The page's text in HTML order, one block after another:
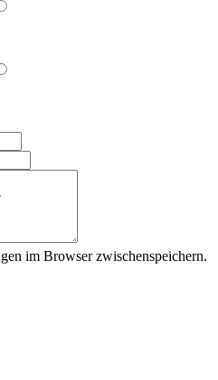
im Browser zwischenspeichern.